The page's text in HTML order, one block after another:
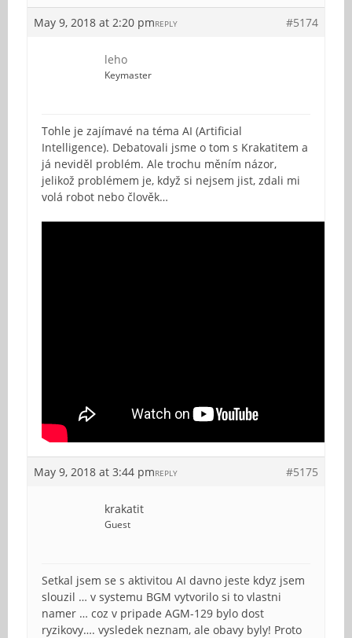
May 9, 2018 at 2:20 pm #5174
REPLY
leho
Keymaster
Tohle je zajímavé na téma AI (Artificial
Intelligence). Debatovali jsme o tom s Krakatitem a
já neviděl problém. Ale trochu měním názor,
jelikož problémem je, když si nejsem jist, zdali mi
volá robot nebo člověk…
May 9, 2018 at 3:44 pm #5175
REPLY
krakatit
Guest
Setkal jsem se s aktivitou AI davno jeste kdyz jsem
slouzil … v systemu BGM vytvorilo si to vlastni
namer … coz v pripade AGM-129 bylo dost
ryzikovy…. vysledek neznam, ale obavy byly! Proto